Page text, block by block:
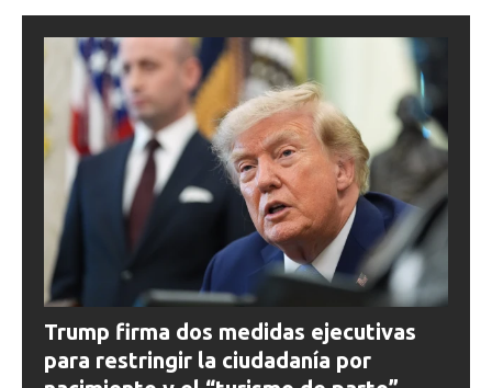
Trump firma dos medidas ejecutivas
para restringir la ciudadanía por